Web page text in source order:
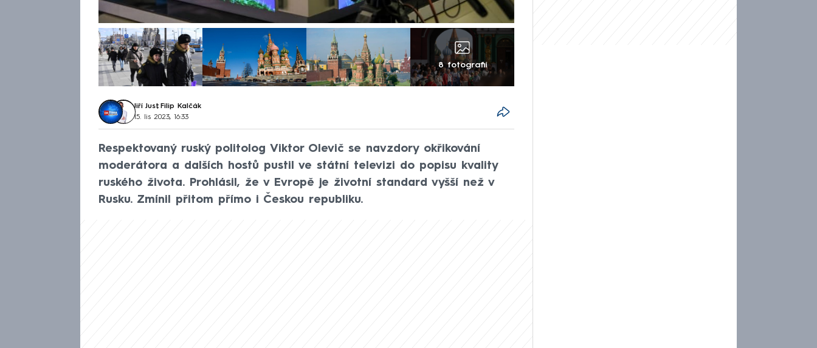
8 fotografií
Jiří Just, Filip Kalčák
15. lis 2023, 16:33
Respektovaný ruský politolog Viktor Olevič se navzdory okřikování
moderátora a dalších hostů pustil ve státní televizi do popisu kvality
ruského života. Prohlásil, že v Evropě je životní standard vyšší než v
Rusku. Zmínil přitom přímo i Českou republiku.